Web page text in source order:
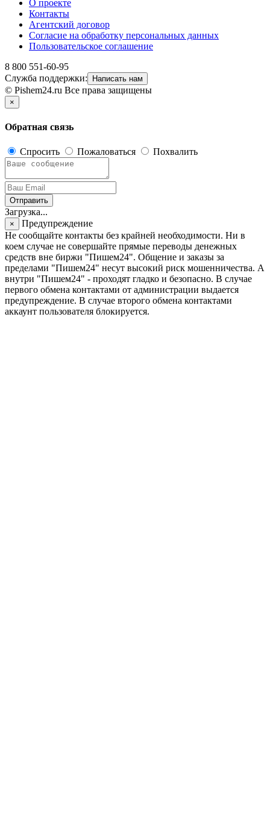
О проекте
Контакты
Агентский договор
Согласие на обработку персональных данных
Пользовательское соглашение
8 800 551-60-95
Служба поддержки:
Написать нам
© Pishem24.ru Все права защищены
×
Обратная связь
Спросить Пожаловаться Похвалить
Отправить
Загрузка...
×
Предупреждение
Не сообщайте контакты без крайней необходимости. Ни в
коем случае не совершайте прямые переводы денежных
средств вне биржи "Пишем24". Общение и заказы за
пределами "Пишем24" несут высокий риск мошенничества. А
внутри "Пишем24" - проходят гладко и безопасно. В случае
первого обмена контактами от администрации выдается
предупреждение. В случае второго обмена контактами
аккаунт пользователя блокируется.